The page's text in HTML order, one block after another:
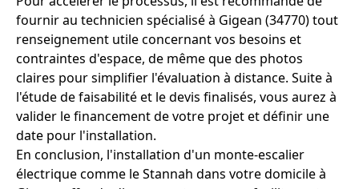
fournir au technicien spécialisé à Gigean (34770) tout
renseignement utile concernant vos besoins et
contraintes d'espace, de même que des photos
claires pour simplifier l'évaluation à distance. Suite à
l'étude de faisabilité et le devis finalisés, vous aurez à
valider le financement de votre projet et définir une
date pour l'installation.
En conclusion, l'installation d'un monte-escalier
électrique comme le Stannah dans votre domicile à